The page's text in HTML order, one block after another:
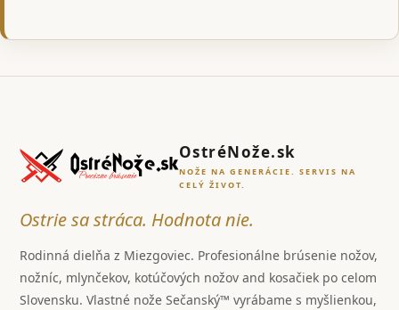
OstréNože.sk
NOŽE NA GENERÁCIE. SERVIS NA
CELÝ ŽIVOT.
Ostrie sa stráca. Hodnota nie.
Rodinná dielňa z Miezgoviec. Profesionálne brúsenie nožov,
nožníc, mlynčekov, kotúčových nožov and kosačiek po celom
Slovensku. Vlastné nože Sečanský™ vyrábame s myšlienkou,